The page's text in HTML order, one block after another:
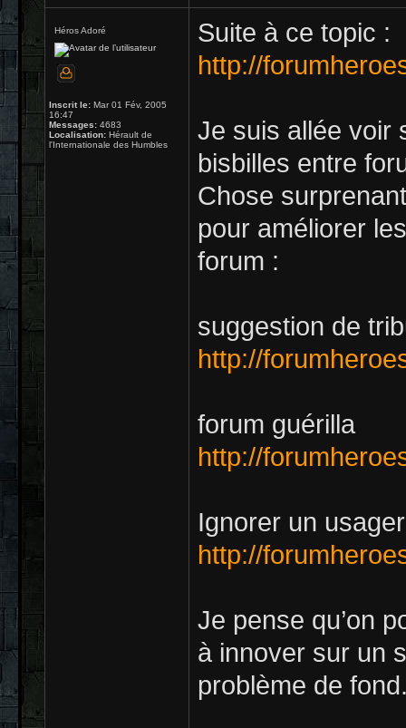
Héros Adoré
Inscrit le: Mar 01 Fév, 2005
16:47
Messages: 4683
Localisation: Hérault de
l'Internationale des Humbles
Suite à ce topic :
http://
Je suis allée voir
bisbilles entre
Chose
pour améliorer
forum :
suggestion de
http://
forum guérilla
http://
Ignorer un usager
http://
Je pense qu’on
à innover sur un
problème de